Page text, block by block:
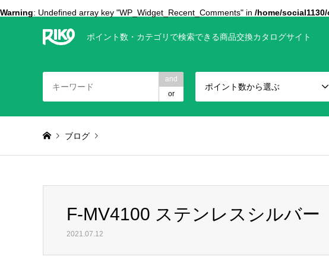
Warning: Undefined array key "WP_Widget_Recent_Comments" in /home/
ポイント数・カテゴリで検索できる商品交換カタログサイト
and
or
ポイント数から選ぶ
ブログ
F-MV4100 ステンレスシルバー
F-MV4100 ステンレスシルバー
2021.07.12